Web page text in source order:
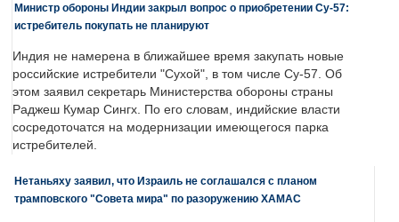
Министр обороны Индии закрыл вопрос о приобретении Су-57:
истребитель покупать не планируют
Индия не намерена в ближайшее время закупать новые
российские истребители "Сухой", в том числе Су-57. Об
этом заявил секретарь Министерства обороны страны
Раджеш Кумар Сингх. По его словам, индийские власти
сосредоточатся на модернизации имеющегося парка
истребителей.
Нетаньяху заявил, что Израиль не соглашался с планом
трамповского "Совета мира" по разоружению ХАМАС